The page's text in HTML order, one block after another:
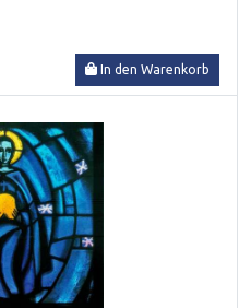
In den Warenkorb